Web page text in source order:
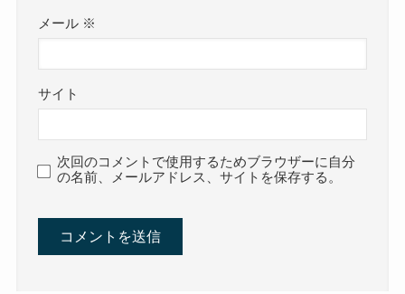
メール ※
サイト
次回のコメントで使用するためブラウザーに自分
の名前、メールアドレス、サイトを保存する。